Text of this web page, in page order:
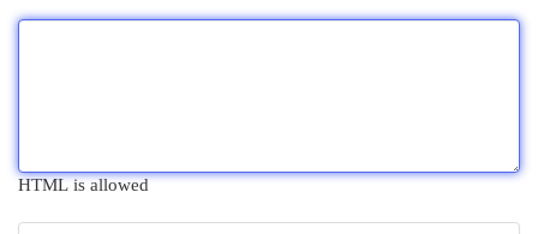
HTML is allowed